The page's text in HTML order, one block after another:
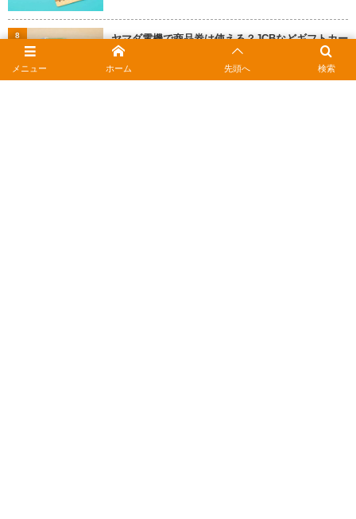
ヤマダ電機で商品券は使える？JCBなどギフトカー
ドの種類とポイント還元
2026年2月18日
8
メニュー 検索
ホーム 先頭へ